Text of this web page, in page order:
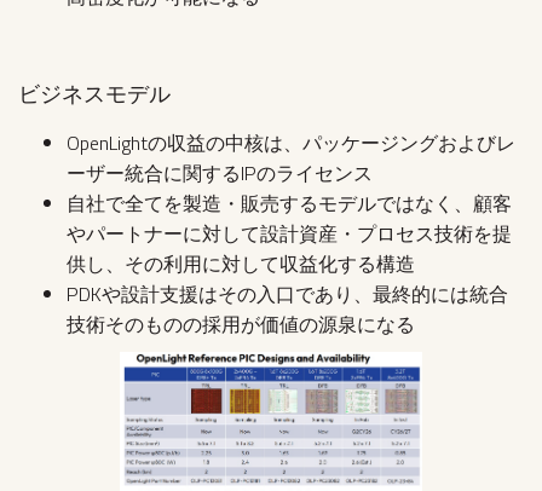
ビジネスモデル
OpenLightの収益の中核は、パッケージングおよびレ
ーザー統合に関するIPのライセンス
自社で全てを製造・販売するモデルではなく、顧客
やパートナーに対して設計資産・プロセス技術を提
供し、その利用に対して収益化する構造
PDKや設計支援はその入口であり、最終的には統合
技術そのものの採用が価値の源泉になる